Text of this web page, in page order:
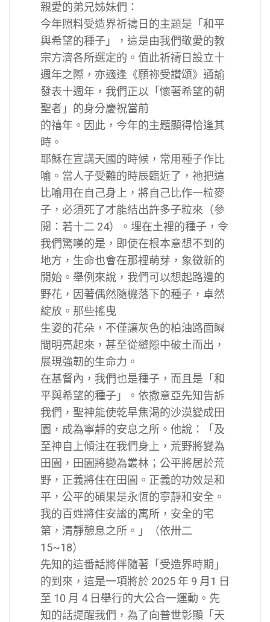
親愛的弟兄姊妹們：
今年照料受造界祈禱日的主題是「和平
與希望的種子」，這是由我們敬愛的教
宗方濟各所選定的。值此祈禱日設立十
週年之際，亦適逢《願祢受讚頌》通諭
發表十週年，我們正以「懷著希望的朝
聖者」的身分慶祝當前
的禧年。因此，今年的主題顯得恰逢其
時。
耶穌在宣講天國的時候，常用種子作比
喻。當人子受難的時辰臨近了，祂把這
比喻用在自己身上，將自己比作一粒麥
子，必須死了才能結出許多子粒來（參
閱：若十二 24）。埋在土裡的種子，令
我們驚嘆的是，即使在根本意想不到的
地方，生命也會在那裡萌芽，象徵新的
開始。舉例來說，我們可以想起路邊的
野花，因著偶然隨機落下的種子，卓然
綻放。那些搖曳
生姿的花朵，不僅讓灰色的柏油路面瞬
間明亮起來，甚至從縫隙中破土而出，
展現強韌的生命力。
在基督內，我們也是種子，而且是「和
平與希望的種子」。依撒意亞先知告訴
我們，聖神能使乾旱焦渴的沙漠變成田
園，成為寧靜的安息之所。他說：「及
至神自上傾注在我們身上，荒野將變為
田園，田園將變為叢林；公平將居於荒
野，正義將住在田園。正義的功效是和
平，公平的碩果是永恆的寧靜和安全。
我的百姓將住安謐的寓所，安全的宅
第，清靜憩息之所。」（依卅二
15~18）
先知的這番話將伴隨著「受造界時期」
的到來，這是一項將於 2025 年 9 月1 日
至 10 月 4 日舉行的大公合一運動。先
知的話提醒我們，為了向普世彰顯「天